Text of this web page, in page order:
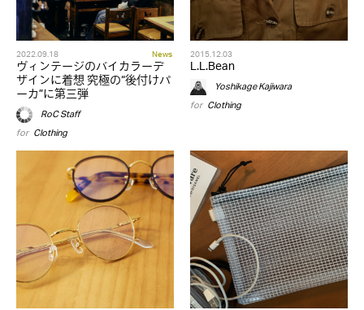
2022.09.18 News
ヴィンテージのバイカラーデ
ザインに着想 究極の“後付けパ
ーカ”に第三弾
RoC Staff
for Clothing
2015.12.03
L.L.Bean
Yoshikage Kajiwara
for Clothing